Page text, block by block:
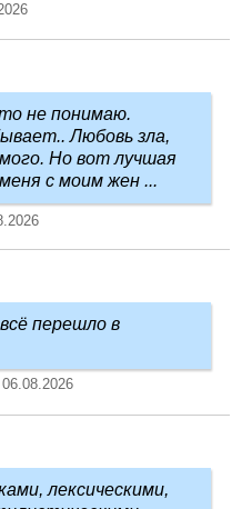
не понимаю.
Любовь зла,
Но вот лучшая
с моим жен ...
перешло в
06.08.2026
лексическими,